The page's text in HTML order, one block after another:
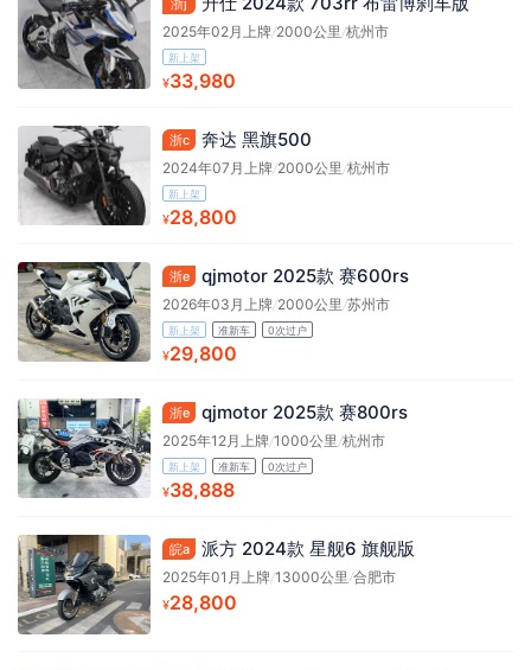
浙j
2025年02月上牌/2000公里/杭州市
新上架
¥33,980
浙c 奔达 黑旗500
2024年07月上牌/2000公里/杭州市
新上架
¥28,800
浙e qjmotor 2025款 赛600rs
2026年03月上牌/2000公里/苏州市
新上架 准新车 0次过户
¥29,800
浙e qjmotor 2025款 赛800rs
2025年12月上牌/1000公里/杭州市
新上架 准新车 0次过户
¥38,888
皖a 派方 2024款 星舰6 旗舰版
2025年01月上牌/13000公里 /合肥市
¥28,800